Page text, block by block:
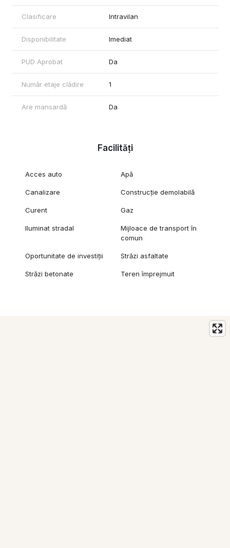
Baie: 3,6 mp
Camera tehnica: 2,4 mp
Etajul 1
Dormitor matrimonial: 28 mp, inclusiv dressing, cu baie proprie
Dormitor: 12 mp
Dormitor: 14 mp
Baie secundara
Mansarda
Posibilitatea amenajarii unei bai suplimentare sau a unui spatiu
Piata Domenii: aprox. 10 minute
Parcul Copilului: aprox. 5 minute
Bazinul de inot semiolimpic nou: aprox. 2 minute
Pe teren se afla in prezent o casa veche, demolabila. PUD-ul
aprobat permite demolarea integrala a constructiei existente si
dezvoltarea unei cladiri noi, conform parametrilor mentionati
mai sus.
Clasificare Intravilan
Disponibilitate Imediat
PUD Aprobat Da
Număr etaje clădire 1
Are mansardă Da
Facilități
Acces auto Apă
Canalizare Construcție demolabilă
Curent Gaz
Iluminat stradal
Mijloace de transport în
comun
Oportunitate de investiții Străzi asfaltate
Străzi betonate Teren împrejmuit